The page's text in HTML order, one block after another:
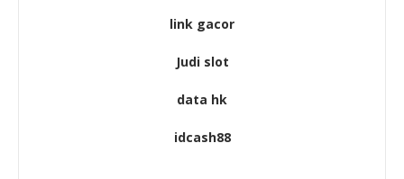
link gacor
Judi slot
data hk
idcash88